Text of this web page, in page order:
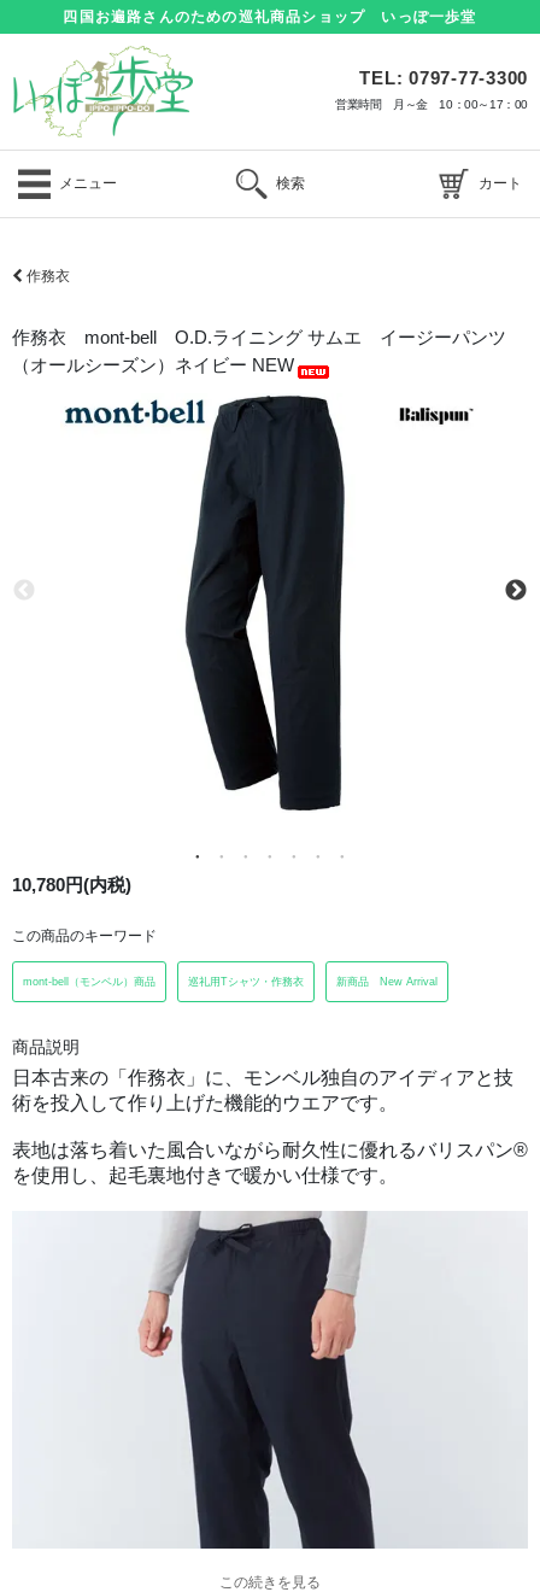
四国お遍路さんのための巡礼商品ショップ いっぽ一歩堂
TEL: 0797-77-3300
営業時間 月～金 10：00～17：00
メニュー 検索 カート
作務衣
作務衣 mont-bell O.D.ライニング サムエ イージーパンツ
（オールシーズン）ネイビー NEW
10,780円(内税)
この商品のキーワード
mont-bell（モンベル）商品 巡礼用Tシャツ・作務衣 新商品 New Arrival
商品説明
日本古来の「作務衣」に、モンベル独自のアイディアと技
術を投入して作り上げた機能的ウエアです。
表地は落ち着いた風合いながら耐久性に優れるバリスパン®
を使用し、起毛裏地付きで暖かい仕様です。
この続きを見る